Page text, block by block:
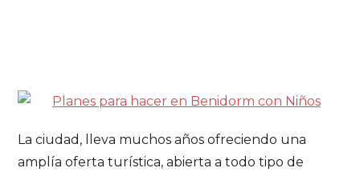
La ciudad, lleva muchos años ofreciendo una
amplía oferta turística, abierta a todo tipo de